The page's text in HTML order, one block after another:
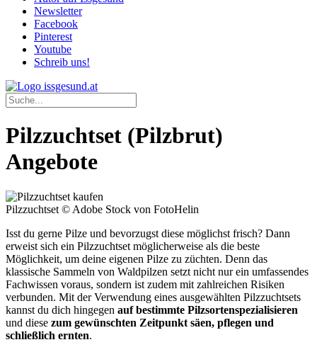
Newsletter
Facebook
Pinterest
Youtube
Schreib uns!
Pilzzuchtset (Pilzbrut)
Angebote
Pilzzuchtset © Adobe Stock von FotoHelin
Isst du gerne Pilze und bevorzugst diese möglichst frisch? Dann
erweist sich ein Pilzzuchtset möglicherweise als die beste
Möglichkeit, um deine eigenen Pilze zu züchten. Denn das
klassische Sammeln von Waldpilzen setzt nicht nur ein umfassendes
Fachwissen voraus, sondern ist zudem mit zahlreichen Risiken
verbunden. Mit der Verwendung eines ausgewählten Pilzzuchtsets
kannst du dich hingegen auf bestimmte Pilzsortenspezialisieren
und diese zum gewünschten Zeitpunkt säen, pflegen und
schließlich ernten.